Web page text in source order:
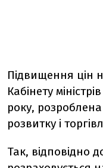
Підвищення цін
Кабінету міністрів
року,
розвитку і
Так, відповідно